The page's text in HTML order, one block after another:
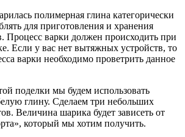
полимерная глина категорически
для приготовления и хранения
Процесс варки должен происходить при
Если у вас нет вытяжных устройств, то
варки необходимо проветрить данное
поделки мы будем использовать
глину. Сделаем три небольших
Величина шарика будет зависеть от
который мы хотим получить.